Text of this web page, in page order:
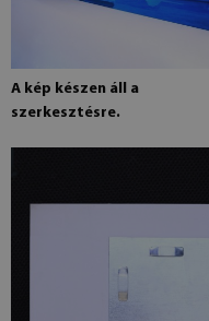
A kép készen áll a
szerkesztésre.